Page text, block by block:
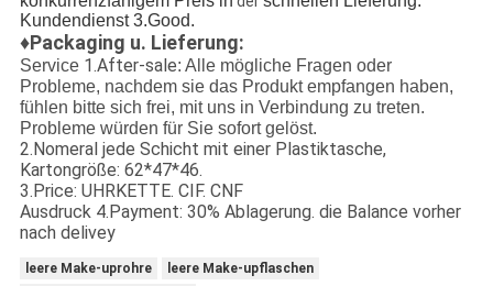
Kundendienst 3.Good.
♦Packaging u. Lieferung:
Service1.After-sale: Alle mögliche Fragen oder
Probleme, nachdem sie das Produkt empfangen haben,
fühlen bitte sich frei, mit uns in Verbindung zu treten.
Probleme würden für Sie sofort gelöst.
2.Nomeral jede Schicht mit einer Plastiktasche,
Kartongröße: 62*47*46.
3.Price: UHRKETTE. CIF. CNF
Ausdruck 4.Payment: 30% Ablagerung. die Balance vorher
nach delivey
leere Make-uprohre
leere Make-upflaschen